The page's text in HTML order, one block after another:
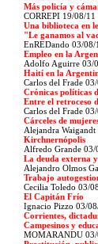
Más policía y
CORREPI 19/08/11
Una biblioteca en
"Le ganamos al
EnREDando 03/08/
Empleo en la
Adolfo Aguirre 03/
Haití en la
Carlos del Frade
Crónicas políticas
Entre el retroceso
Carlos del Frade
Cárceles de
Alejandra Waigandt
Kirchnernópolis
Alfredo Grande 03/
La deuda externa
Alejandro Olmos
Trabajo
Cecilia Toledo 03/
El Capitán Frío
Ignacio Pizzo 03/
Corrientes,
Campesinos y
MOMARANDU 03/